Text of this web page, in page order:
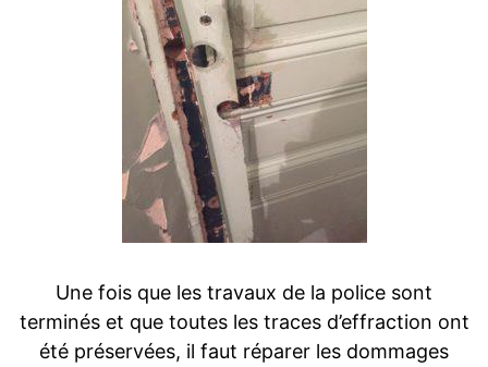
Une fois que les travaux de la police sont
terminés et que toutes les traces d’effraction ont
été préservées, il faut réparer les dommages